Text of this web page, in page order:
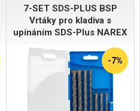
7-SET SDS-PLUS BSP
Vrtáky pro kladiva s
upínáním SDS-Plus NAREX
-7%